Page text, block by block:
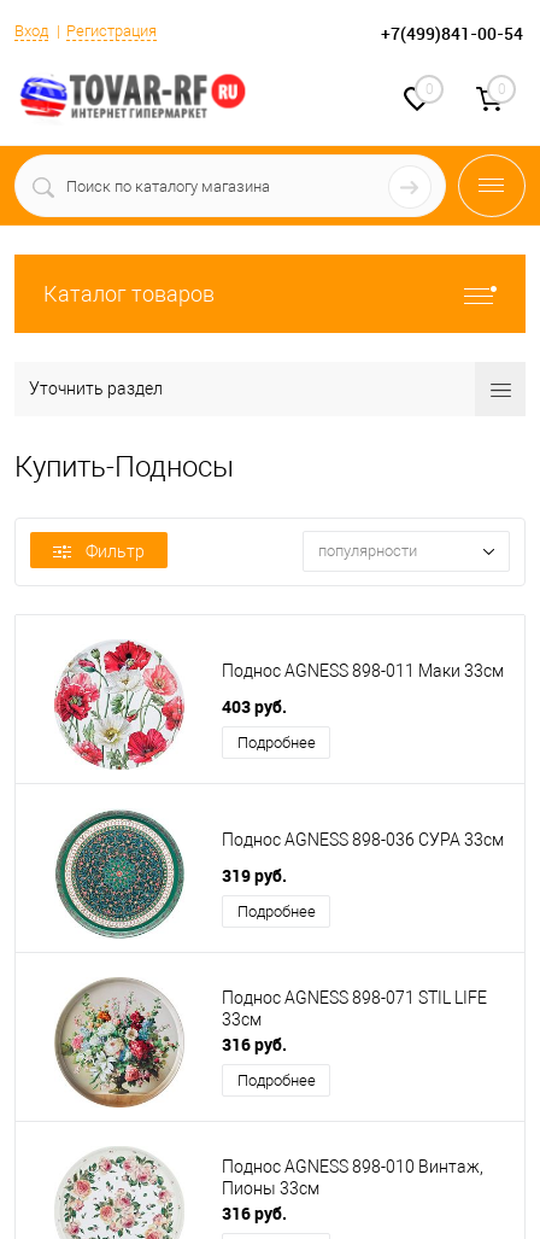
Вход Регистрация +7(499)841-00-54
0 0
Каталог товаров
Уточнить раздел
Купить-Подносы
Фильтр популярности
Поднос AGNESS 898-011 Маки 33см
403 руб.
Подробнее
Поднос AGNESS 898-036 СУРА 33см
319 руб.
Подробнее
Поднос AGNESS 898-071 STIL LIFE
33см
316 руб.
Подробнее
Поднос AGNESS 898-010 Винтаж,
Пионы 33см
316 руб.